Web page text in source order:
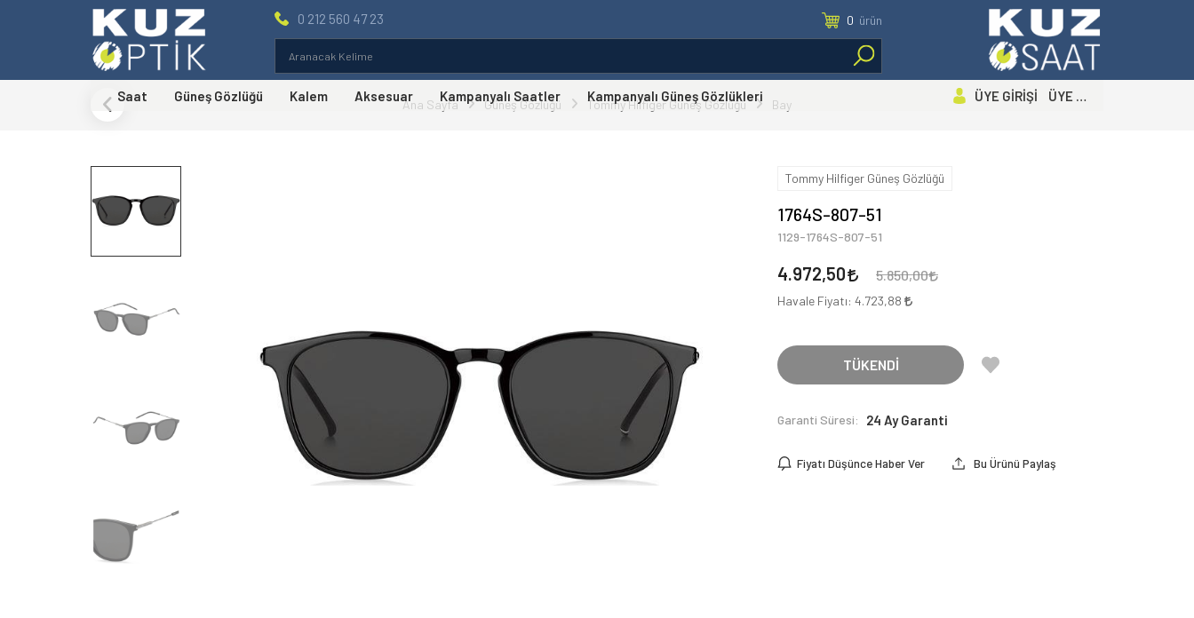
0 212 560 47 23 0 ürün
Saat Güneş Gözlüğü Kalem Aksesuar Kampanyalı Saatler Kampanyalı Güneş Gözlükleri ÜYE GİRİŞİ ÜYE OL
Ana Sayfa Güneş Gözlüğü Tommy Hilfiger Güneş Gözlüğü Bay
Tommy Hilfiger Güneş Gözlüğü
1764S-807-51
1129-1764S-807-51
4.972,50 5.850,00
Havale Fiyatı:4.723,88
TÜKENDİ
Garanti Süresi: 24 Ay Garanti
Fiyatı Düşünce Haber Ver Bu Ürünü Paylaş